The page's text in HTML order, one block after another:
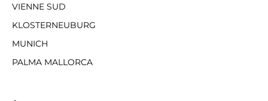
VIENNE SUD
KLOSTERNEUBURG
MUNICH
PALMA MALLORCA